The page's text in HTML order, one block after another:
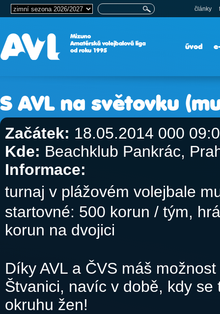
články
úvod
S AVL na světovku
Začátek: 18.05.2014 000
Kde: Beachklub Pankrác,
Informace:
turnaj v plážovém volejbale
startovné: 500 korun / tým,
korun na dvojici
Díky AVL a ČVS máš
Štvanici, navíc v době, kdy
okruhu žen!